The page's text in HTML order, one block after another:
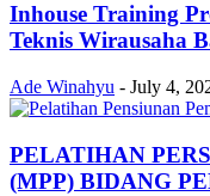
Inhouse Training
Teknis Wirausaha
Ade Winahyu - July 4,
PELATIHAN
(MPP) BIDANG